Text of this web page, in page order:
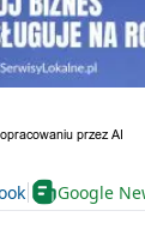
Google